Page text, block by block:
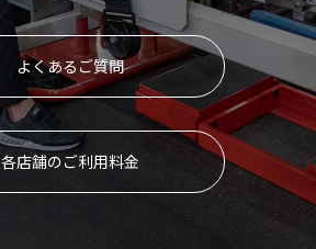
よくあるご質問
各店舗のご利用料金